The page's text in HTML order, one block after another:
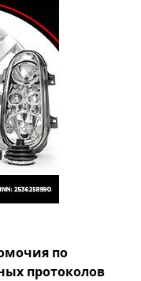
по
протоколов